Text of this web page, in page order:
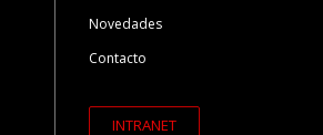
Novedades
Contacto
INTRANET